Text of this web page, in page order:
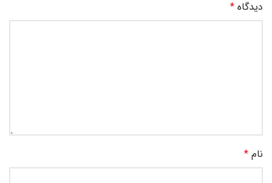
دیدگاه *
نام *